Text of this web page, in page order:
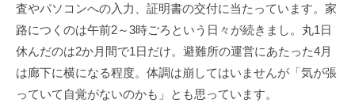
査やパソコンへの入力、証明書の交付に当たっています。家
路につくのは午前2～3時ごろという日々が続きまし。丸1日
休んだのは2か月間で1日だけ。避難所の運営にあたった4月
は廊下に横になる程度。体調は崩してはいませんが「気が張
っていて自覚がないのかも」とも思っています。